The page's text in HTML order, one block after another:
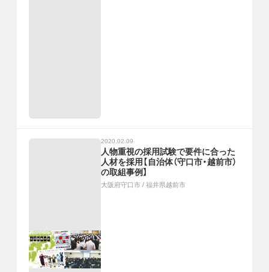
2020.02.09
人物重視の採用試験で要件に合った
人材を採用【自治体（守口市・越前市）
の取組事例】
大阪府守口市 / 福井県越前市